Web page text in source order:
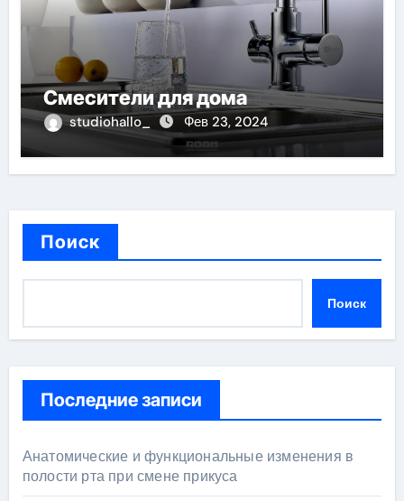
Смесители для дома
studiohallo_ Фев 23, 2024
Поиск
Поиск
Последние записи
Анатомические и функциональные изменения в
полости рта при смене прикуса